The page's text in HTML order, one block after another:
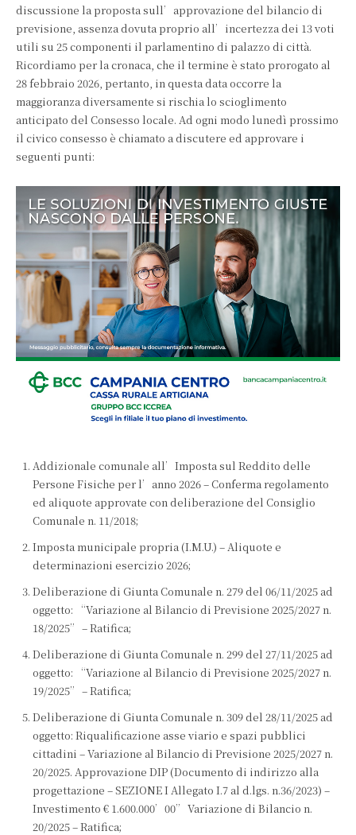
discussione la proposta sull’approvazione del bilancio di
previsione, assenza dovuta proprio all’incertezza dei 13 voti
utili su 25 componenti il parlamentino di palazzo di città.
Ricordiamo per la cronaca, che il termine è stato prorogato al
28 febbraio 2026, pertanto, in questa data occorre la
maggioranza diversamente si rischia lo scioglimento
anticipato del Consesso locale. Ad ogni modo lunedì prossimo
il civico consesso è chiamato a discutere ed approvare i
seguenti punti:
Addizionale comunale all’Imposta sul Reddito delle
Persone Fisiche per l’anno 2026 – Conferma regolamento
ed aliquote approvate con deliberazione del Consiglio
Comunale n. 11/2018;
Imposta municipale propria (I.M.U.) – Aliquote e
determinazioni esercizio 2026;
Deliberazione di Giunta Comunale n. 279 del 06/11/2025 ad
oggetto: “Variazione al Bilancio di Previsione 2025/2027 n.
18/2025” – Ratifica;
Deliberazione di Giunta Comunale n. 299 del 27/11/2025 ad
oggetto: “Variazione al Bilancio di Previsione 2025/2027 n.
19/2025” – Ratifica;
Deliberazione di Giunta Comunale n. 309 del 28/11/2025 ad
oggetto: Riqualificazione asse viario e spazi pubblici
cittadini – Variazione al Bilancio di Previsione 2025/2027 n.
20/2025. Approvazione DIP (Documento di indirizzo alla
progettazione – SEZIONE I Allegato I.7 al d.lgs. n.36/2023) –
Investimento € 1.600.000’00” Variazione di Bilancio n.
20/2025 – Ratifica;